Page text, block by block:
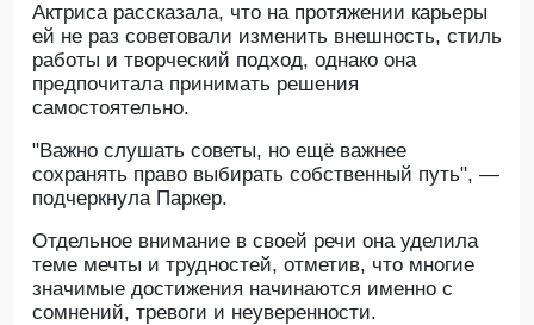
Актриса рассказала, что на протяжении карьеры
ей не раз советовали изменить внешность, стиль
работы и творческий подход, однако она
предпочитала принимать решения
самостоятельно.
"Важно слушать советы, но ещё важнее
сохранять право выбирать собственный путь", —
подчеркнула Паркер.
Отдельное внимание в своей речи она уделила
теме мечты и трудностей, отметив, что многие
значимые достижения начинаются именно с
сомнений, тревоги и неуверенности.